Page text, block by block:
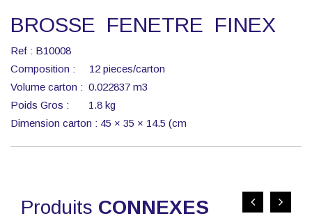
BROSSE FENETRE FINEX
Ref : B10008
Composition : 12 pieces/carton
Volume carton : 0.022837 m3
Poids Gros : 1.8 kg
Dimension carton : 45 × 35 × 14.5 (cm
Produits CONNEXES